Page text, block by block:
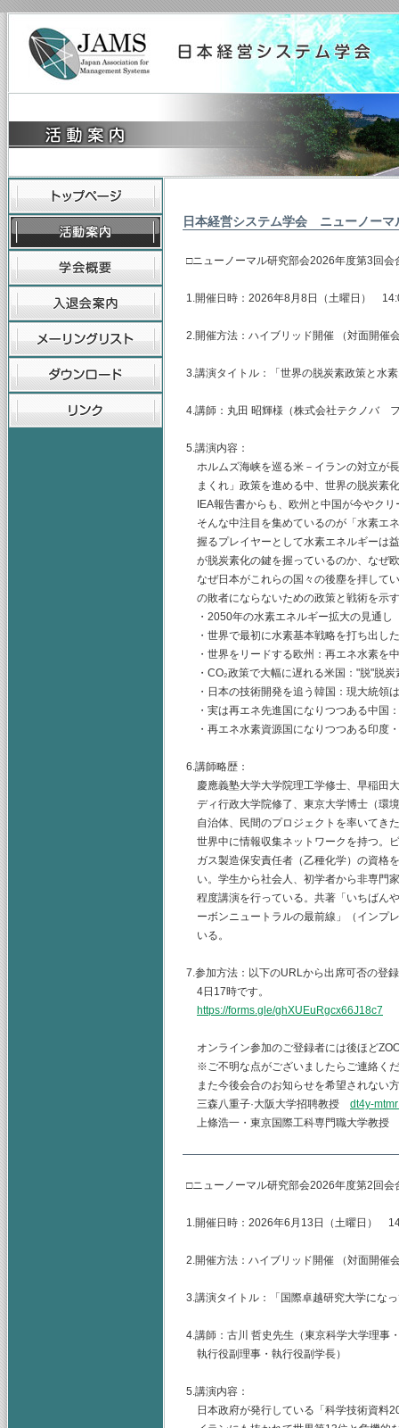
日本経営システム学会 ニューノーマ
□ニューノーマル研究部会2026年度第3回
1.開催日時：2026年8月8日（土曜日）
2.開催方法：ハイブリッド開催 （対面開催
3.講演タイトル：「世界の脱炭素政策と水
4.講師：丸田 昭輝様（株式会社テクノバ
5.講演内容：
ホルムズ海峡を巡る米－イランの対立が
まくれ」政策を進める中、世界の脱炭素
IEA報告書からも、欧州と中国が今やク
そんな中注目を集めているのが「水素エ
握るプレイヤーとして水素エネルギーは
が脱炭素化の鍵を握っているのか、なぜ
なぜ日本がこれらの国々の後塵を拝して
の敗者にならないための政策と戦術を示
・2050年の水素エネルギー拡大の見通し
・世界で最初に水素基本戦略を打ち出し
・世界をリードする欧州：再エネ水素を
・CO₂政策で大幅に遅れる米国："脱"脱
・日本の技術開発を追う韓国：現大統領
・実は再エネ先進国になりつつある中国
・再エネ水素資源国になりつつある印度
6.講師略歴：
慶應義塾大学大学院理工学修士、早稲田
ディ行政大学院修了、東京大学博士（環
自治体、民間のプロジェクトを率いてき
世界中に情報収集ネットワークを持つ。
ガス製造保安責任者（乙種化学）の資格
い。学生から社会人、初学者から非専門
程度講演を行っている。共著「いちばん
ーボンニュートラルの最前線」（インプ
いる。
7.参加方法：以下のURLから出席可否の登
4日17時です。
https://forms.gle/ghXUEuRgcx66J18c7
オンライン参加のご登録者には後ほど
※ご不明な点がございましたらご連絡く
また今後会合のお知らせを希望されない
三森八重子·大阪大学招聘教授 dt4y-
上條浩一・東京国際工科専門職大学教授
□ニューノーマル研究部会2026年度第2回
1.開催日時：2026年6月13日（土曜日）
2.開催方法：ハイブリッド開催 （対面開催
3.講演タイトル：「国際卓越研究大学にな
4.講師：古川 哲史先生（東京科学大学理
執行役副理事・執行役副学長）
5.講演内容：
日本政府が発行している「科学技術資料